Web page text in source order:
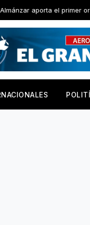
oro del boxeo para